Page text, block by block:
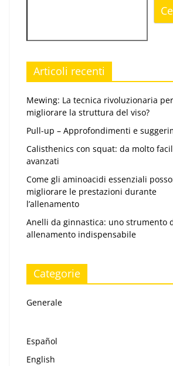
Articoli recenti
Mewing: La tecnica rivoluzionaria per
migliorare la struttura del viso?
Pull-up – Approfondimenti e
Calisthenics con squat: da molto
avanzati
Come gli aminoacidi essenziali
migliorare le prestazioni durante
l’allenamento
Anelli da ginnastica: uno strumento
allenamento indispensabile
Categorie
Generale
Español
English